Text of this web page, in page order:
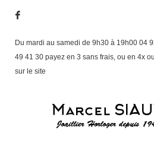
Du mardi au samedi de 9h30 à 19h00 04
49 41 30 payez en 3 sans frais, ou en 4x
sur le site